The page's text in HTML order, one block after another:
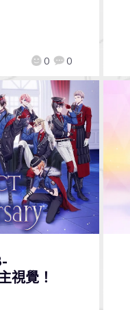
0 0
視覺！